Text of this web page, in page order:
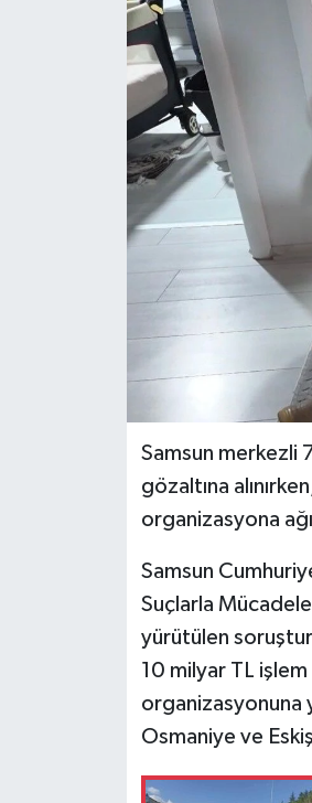
Samsun merkezli
gözaltına
organizasyona
Samsun
Suçlarla
yürütülen
10 milyar TL
organizasyonuna
Osmaniye ve
Ekonomi
Tokat Haber